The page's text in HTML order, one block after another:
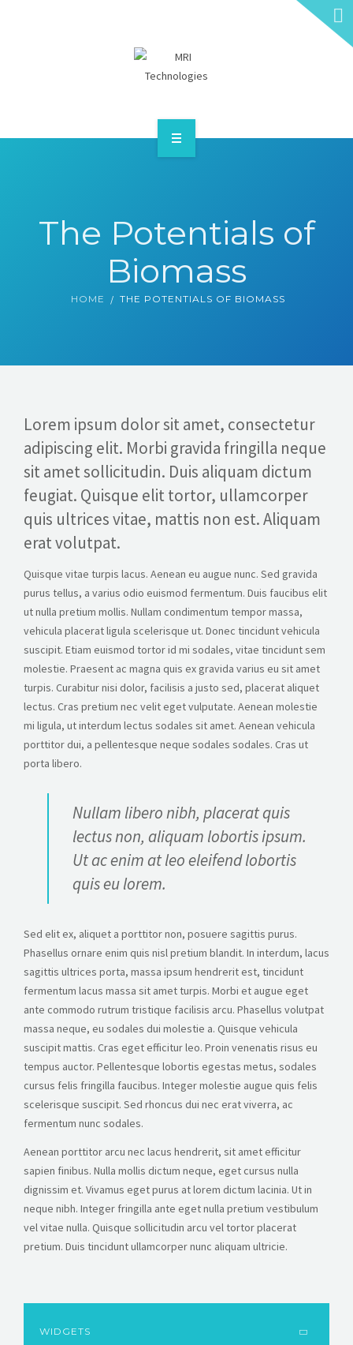
SERVICES
The Potentials of
Biomass
HOME THE POTENTIALS OF BIOMASS
Lorem ipsum dolor sit amet, consectetur
adipiscing elit. Morbi gravida fringilla neque
sit amet sollicitudin. Duis aliquam dictum
feugiat. Quisque elit tortor, ullamcorper
quis ultrices vitae, mattis non est. Aliquam
erat volutpat.
Quisque vitae turpis lacus. Aenean eu augue nunc. Sed gravida
purus tellus, a varius odio euismod fermentum. Duis faucibus elit
ut nulla pretium mollis. Nullam condimentum tempor massa,
vehicula placerat ligula scelerisque ut. Donec tincidunt vehicula
suscipit. Etiam euismod tortor id mi sodales, vitae tincidunt sem
molestie. Praesent ac magna quis ex gravida varius eu sit amet
turpis. Curabitur nisi dolor, facilisis a justo sed, placerat aliquet
lectus. Cras pretium nec velit eget vulputate. Aenean molestie
mi ligula, ut interdum lectus sodales sit amet. Aenean vehicula
porttitor dui, a pellentesque neque sodales sodales. Cras ut
porta libero.
Nullam libero nibh, placerat quis
lectus non, aliquam lobortis ipsum.
Ut ac enim at leo eleifend lobortis
quis eu lorem.
Sed elit ex, aliquet a porttitor non, posuere sagittis purus.
Phasellus ornare enim quis nisl pretium blandit. In interdum, lacus
sagittis ultrices porta, massa ipsum hendrerit est, tincidunt
fermentum lacus massa sit amet turpis. Morbi et augue eget
ante commodo rutrum tristique facilisis arcu. Phasellus volutpat
massa neque, eu sodales dui molestie a. Quisque vehicula
suscipit mattis. Cras eget efficitur leo. Proin venenatis risus eu
tempus auctor. Pellentesque lobortis egestas metus, sodales
cursus felis fringilla faucibus. Integer molestie augue quis felis
scelerisque suscipit. Sed rhoncus dui nec erat viverra, ac
fermentum nunc sodales.
Aenean porttitor arcu nec lacus hendrerit, sit amet efficitur
sapien finibus. Nulla mollis dictum neque, eget cursus nulla
dignissim et. Vivamus eget purus at lorem dictum lacinia. Ut in
neque nibh. Integer fringilla ante eget nulla pretium vestibulum
vel vitae nulla. Quisque sollicitudin arcu vel tortor placerat
pretium. Duis tincidunt ullamcorper nunc aliquam ultricie.
WIDGETS